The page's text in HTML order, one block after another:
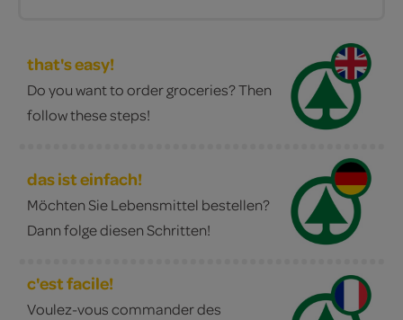
that's easy!
Do you want to order groceries? Then
follow these steps!
das ist einfach!
Möchten Sie Lebensmittel bestellen?
Dann folge diesen Schritten!
c'est facile!
Voulez-vous commander des